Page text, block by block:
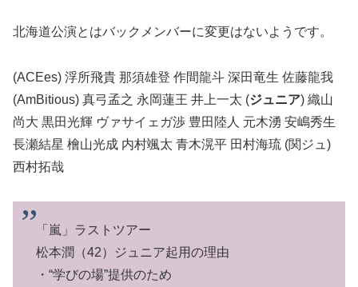
北海道公演とはバックメンバーに変更はないようです。
(ACEes) 浮所飛貴 那須雄登 作間龍斗 深田竜生 佐藤龍我
(AmBitious) 真弓孟之 永岡蓮王 井上一太 (ジュニア) 織山
尚大 黒田光輝 ヴァサイェガ渉 豊田陸人 元木湧 安嶋秀生
長瀬結星 檜山光成 内村颯太 青木滉平 田村海琉 (関ジュ)
西村拓哉
「嵐」ラストツアー
松本潤（42）ジュニア起用の理由
・“学びの場”提供のため